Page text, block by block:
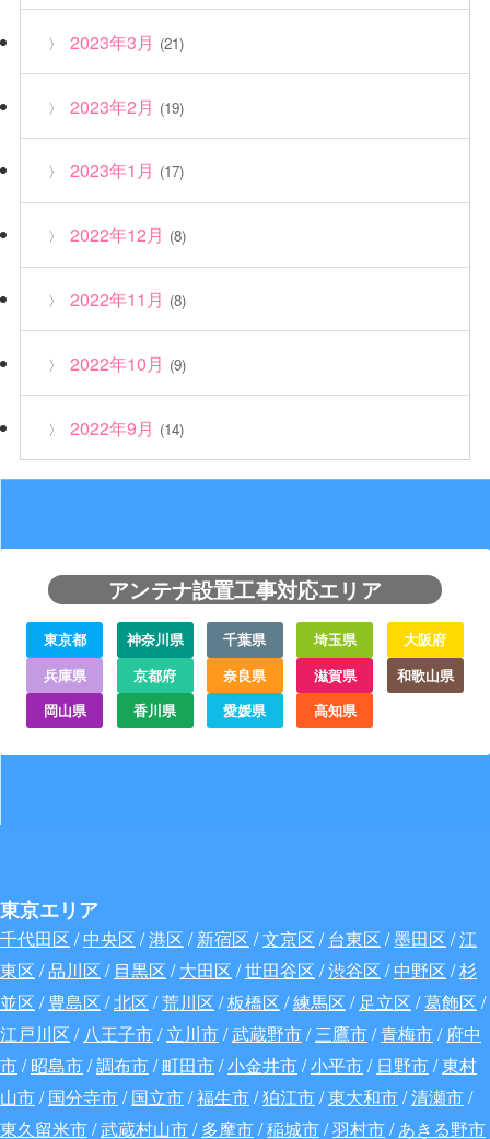
2023年3月 (21)
2023年2月 (19)
2023年1月 (17)
2022年12月 (8)
2022年11月 (8)
2022年10月 (9)
2022年9月 (14)
アンテナ設置工事対応エリア
東京都 神奈川県 千葉県 埼玉県
大阪府
兵庫県
京都府 奈良県 滋賀県
和歌山県
岡山県
香川県 愛媛県 高知県
東京エリア
千代田区 /中央区 /港区 /新宿区 /文京区 /台東区 /墨田区 /江
東区 /品川区 / 目黒区 /大田区 /世田谷区 /渋谷区 /中野区 /杉
並区 /豊島区 /北区 /荒川区 /板橋区 /練馬区 / 足立区 /葛飾区 /
江戸川区 / 八王子市/立川市/武蔵野市/三鷹市/青梅市/ 府中
市/昭島市/調布市/町田市/小金井市/小平市/ 日野市/東村
山市/国分寺市/国立市/福生市/狛江市/東大和市/清瀬市/
東久留米市/武蔵村山市/多摩市/稲城市/羽村市/あきる野市